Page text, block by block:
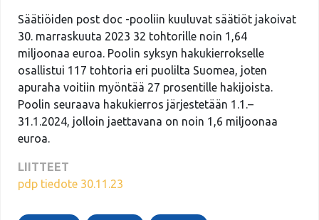
Säätiöiden post doc -pooliin kuuluvat säätiöt jakoivat
30. marraskuuta 2023 32 tohtorille noin 1,64
miljoonaa euroa. Poolin syksyn hakukierrokselle
osallistui 117 tohtoria eri puolilta Suomea, joten
apuraha voitiin myöntää 27 prosentille hakijoista.
Poolin seuraava hakukierros järjestetään 1.1.–
31.1.2024, jolloin jaettavana on noin 1,6 miljoonaa
euroa.
LIITTEET
pdp tiedote 30.11.23